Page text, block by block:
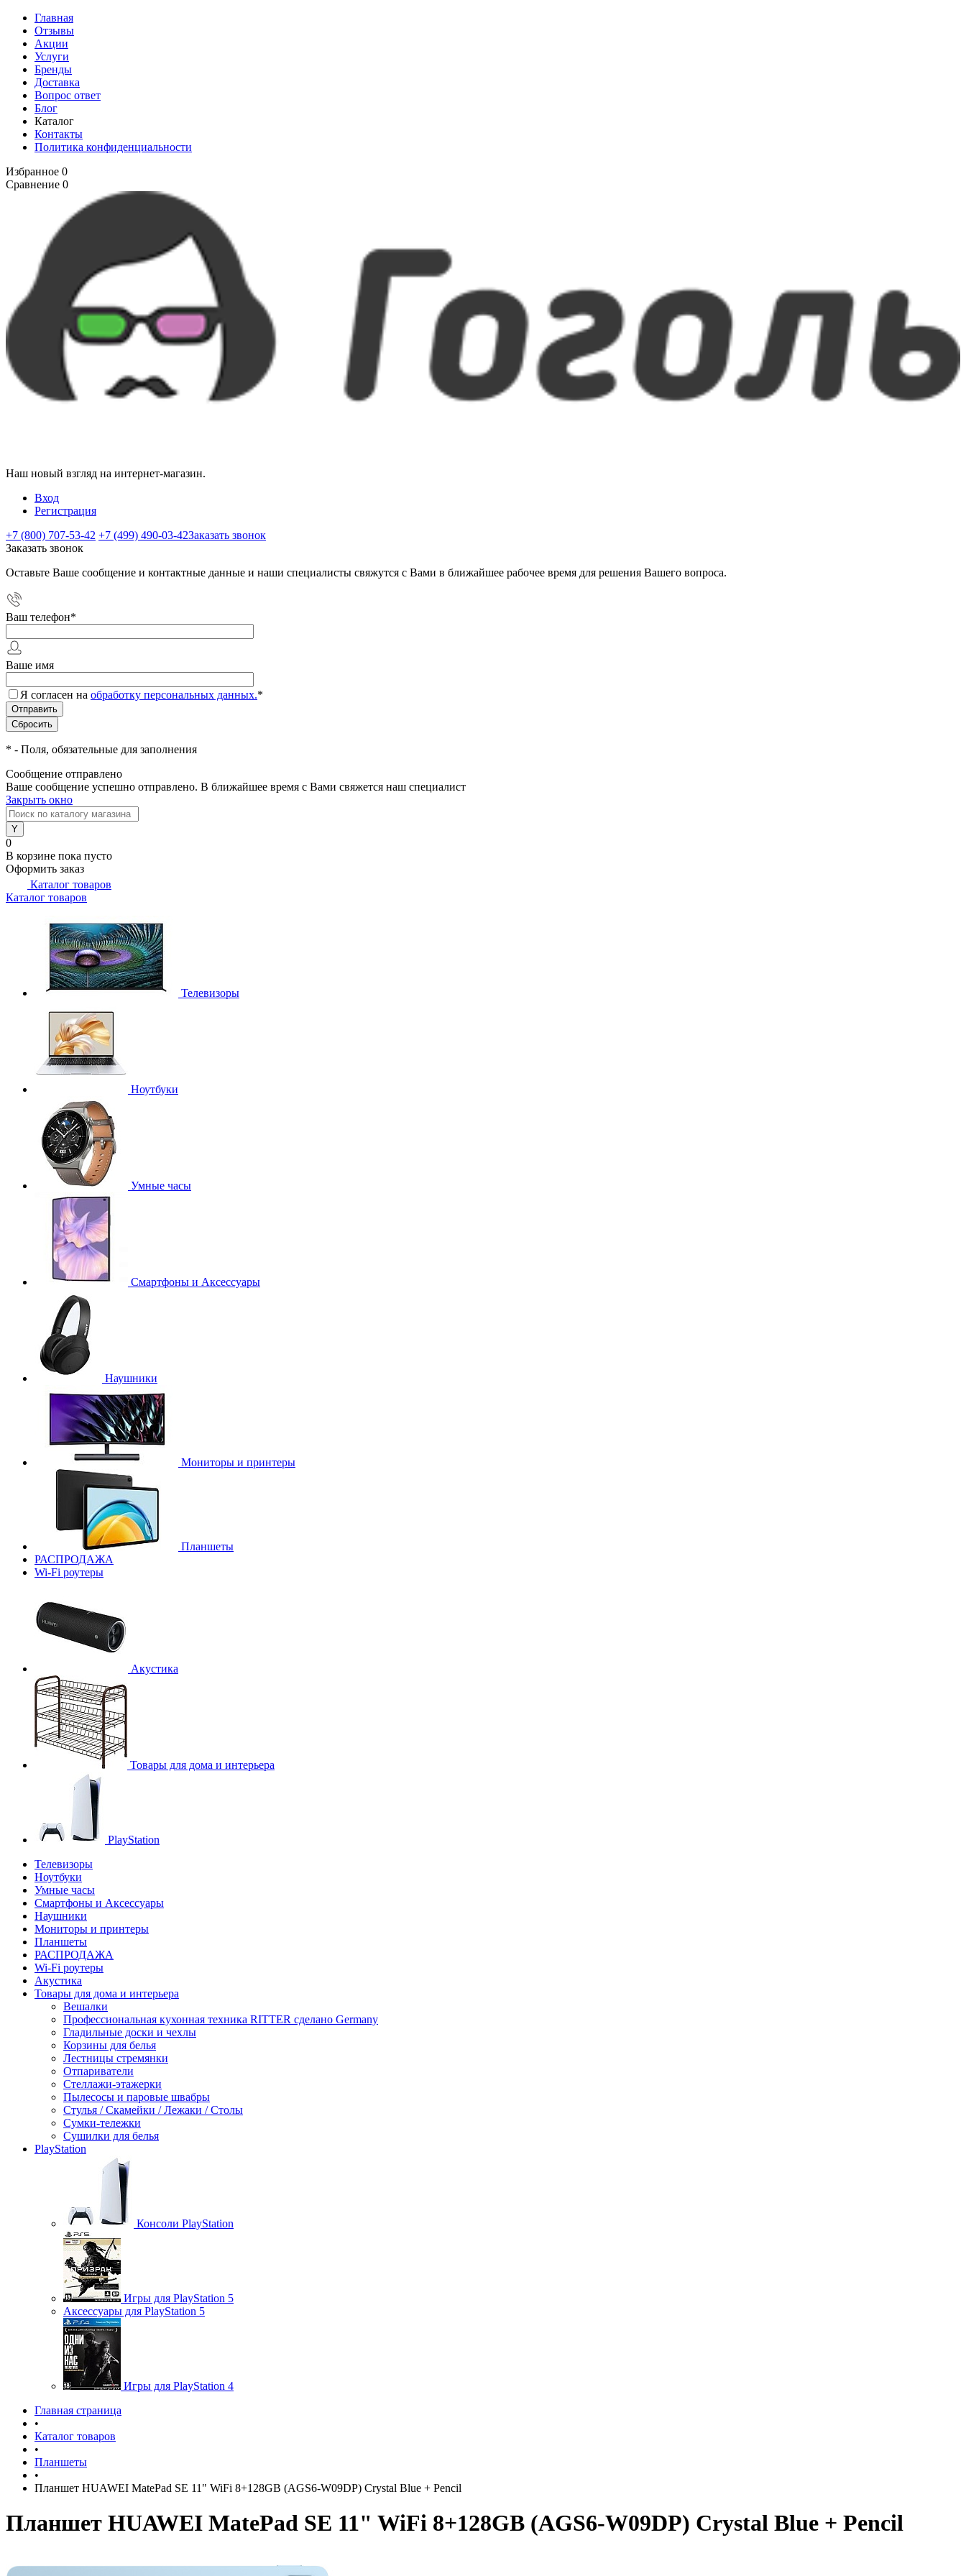
Главная
Отзывы
Акции
Услуги
Бренды
Доставка
Вопрос ответ
Блог
Каталог
Контакты
Политика конфиденциальности
Избранное 0
Сравнение 0
Наш новый взгляд на интернет-магазин.
Вход
Регистрация
+7 (800) 707-53-42 +7 (499) 490-03-42Заказать звонок
Заказать звонок
Оставьте Ваше сообщение и контактные данные и наши специалисты свяжутся с Вами в ближайшее рабочее время для решения Вашего вопроса.
Ваш телефон*
Ваше имя
Я согласен на обработку персональных данных.*
* - Поля, обязательные для заполнения
Сообщение отправлено
Ваше сообщение успешно отправлено. В ближайшее время с Вами свяжется наш специалист
Закрыть окно
0
В корзине пока пусто
Оформить заказ
Каталог товаров
Каталог товаров
Телевизоры
Ноутбуки
Умные часы
Смартфоны и Аксессуары
Наушники
Мониторы и принтеры
Планшеты
РАСПРОДАЖА
Wi-Fi роутеры
Акустика
Товары для дома и интерьера
PlayStation
Телевизоры
Ноутбуки
Умные часы
Смартфоны и Аксессуары
Наушники
Мониторы и принтеры
Планшеты
РАСПРОДАЖА
Wi-Fi роутеры
Акустика
Товары для дома и интерьера
Вешалки
Профессиональная кухонная техника RITTER сделано Germany
Гладильные доски и чехлы
Корзины для белья
Лестницы стремянки
Отпариватели
Стеллажи-этажерки
Пылесосы и паровые швабры
Стулья / Скамейки / Лежаки / Столы
Сумки-тележки
Сушилки для белья
PlayStation
Консоли PlayStation
Игры для PlayStation 5
Аксессуары для PlayStation 5
Игры для PlayStation 4
Главная страница
•
Каталог товаров
•
Планшеты
•
Планшет HUAWEI MatePad SE 11" WiFi 8+128GB (AGS6-W09DP) Crystal Blue + Pencil
Планшет HUAWEI MatePad SE 11" WiFi 8+128GB (AGS6-W09DP) Crystal Blue + Pencil